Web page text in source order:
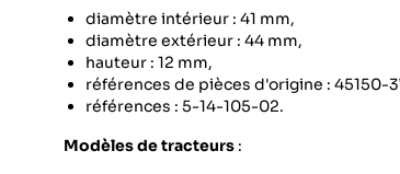
diamètre intérieur : 41 mm,
diamètre extérieur : 44 mm,
hauteur : 12 mm,
références de pièces d'origine : 45150-
références : 5-14-105-02.
Modèles de tracteurs :